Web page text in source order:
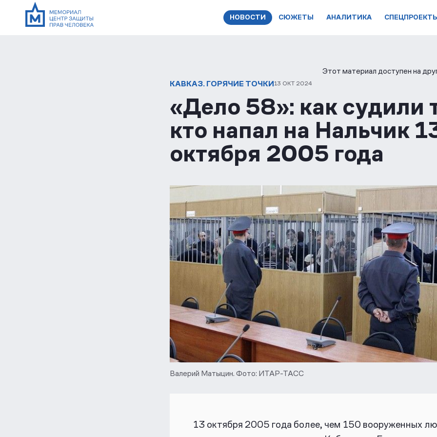
НОВОСТИ СЮЖЕТЫ АНАЛИТИКА
Этот материал доступен на
КАВКАЗ. ГОРЯЧИЕ ТОЧКИ13 ОКТ 2024
«Дело 58»: как судили
кто напал на Нальчик
октября 2005 года
Валерий Матыцин. Фото: ИТАР-ТАСС
13 октября 2005 года более, чем 150 вооруженных